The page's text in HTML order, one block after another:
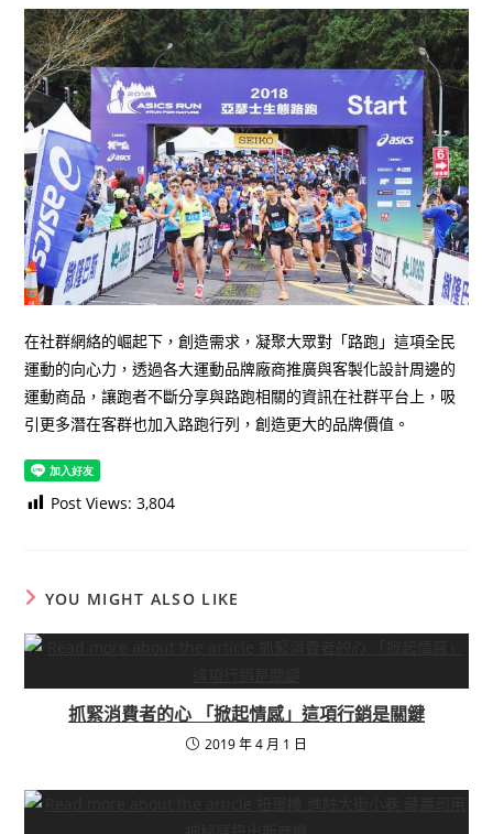
在社群網絡的崛起下，創造需求，凝聚大眾對「路跑」這項全民
運動的向心力，透過各大運動品牌廠商推廣與客製化設計周邊的
運動商品，讓跑者不斷分享與路跑相關的資訊在社群平台上，吸
引更多潛在客群也加入路跑行列，創造更大的品牌價值。
Post Views: 3,804
YOU MIGHT ALSO LIKE
抓緊消費者的心 「掀起情感」這項行銷是關鍵
2019 年 4 月 1 日